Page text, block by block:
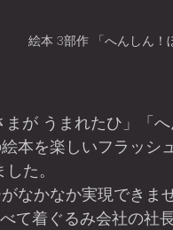
絵本 3部作 「へんしん！
本を楽しいフラッシ
た。
て着ぐるみ会社の社